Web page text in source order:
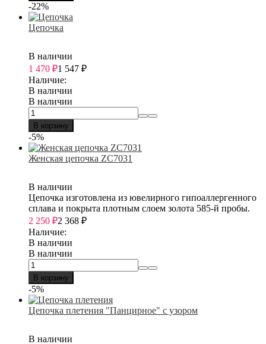
-22%
Цепочка
В наличии
1 470 ₽1 547 ₽
Наличие:
В наличии
В наличии
В корзину
-5%
Женская цепочка ZC7031
В наличии
Цепочка изготовлена из ювелирного гипоаллергенного
сплава и покрыта плотным слоем золота 585-й пробы.
2 250 ₽2 368 ₽
Наличие:
В наличии
В наличии
В корзину
-5%
Цепочка плетения "Панцирное" с узором
В наличии